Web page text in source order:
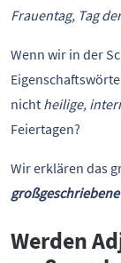
Frauentag, Tag
Wenn wir in der
nicht heilige,
Feiertagen?
Wir erklären das
Werden